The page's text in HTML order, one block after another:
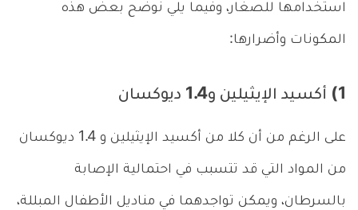
استخدامها للصغار، وفيما يلي نوضح بعض هذه
المكونات وأضرارها:
1) أكسيد الإيثيلين و1.4 ديوكسان
على الرغم من أن كلا من أكسيد الإيثيلين و 1.4 ديوكسان
من المواد التي قد تتسبب في احتمالية الإصابة
بالسرطان، ويمكن تواجدهما في مناديل الأطفال المبللة،